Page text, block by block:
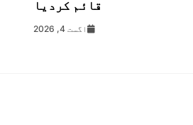
قائم کردیا
اگست 4, 2026